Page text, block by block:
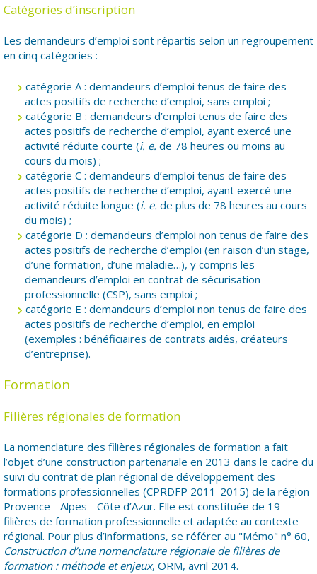
Catégories d’inscription
Les demandeurs d’emploi sont répartis selon un regroupement
en cinq catégories :
catégorie A : demandeurs d’emploi tenus de faire des
actes positifs de recherche d’emploi, sans emploi ;
catégorie B : demandeurs d’emploi tenus de faire des
actes positifs de recherche d’emploi, ayant exercé une
activité réduite courte (i. e. de 78 heures ou moins au
cours du mois) ;
catégorie C : demandeurs d’emploi tenus de faire des
actes positifs de recherche d’emploi, ayant exercé une
activité réduite longue (i. e. de plus de 78 heures au cours
du mois) ;
catégorie D : demandeurs d’emploi non tenus de faire des
actes positifs de recherche d’emploi (en raison d’un stage,
d’une formation, d’une maladie…), y compris les
demandeurs d’emploi en contrat de sécurisation
professionnelle (CSP), sans emploi ;
catégorie E : demandeurs d’emploi non tenus de faire des
actes positifs de recherche d’emploi, en emploi
(exemples : bénéficiaires de contrats aidés, créateurs
d’entreprise).
Formation
Filières régionales de formation
La nomenclature des filières régionales de formation a fait
l’objet d’une construction partenariale en 2013 dans le cadre du
suivi du contrat de plan régional de développement des
formations professionnelles (CPRDFP 2011-2015) de la région
Provence - Alpes - Côte d’Azur. Elle est constituée de 19
filières de formation professionnelle et adaptée au contexte
régional. Pour plus d’informations, se référer au "Mémo" n° 60,
Construction d’une nomenclature régionale de filières de
formation : méthode et enjeux, ORM, avril 2014.